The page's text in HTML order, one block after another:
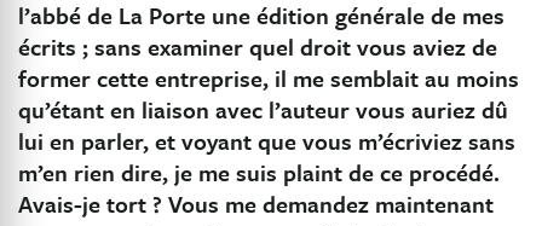
l’abbé de La Porte une édition générale de mes
écrits ; sans examiner quel droit vous aviez de
former cette entreprise, il me semblait au moins
qu’étant en liaison avec l’auteur vous auriez dû
lui en parler, et voyant que vous m’écriviez sans
m’en rien dire, je me suis plaint de ce procédé.
Avais-je tort ? Vous me demandez maintenant